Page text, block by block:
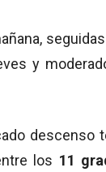
y
descenso
los 11